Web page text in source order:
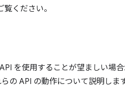
覧ください。
を使用することが望ましい場
の API の動作について説明しま